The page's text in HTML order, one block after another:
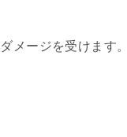
メージを受けます。